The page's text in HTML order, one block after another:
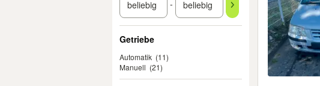
-
Getriebe
Automatik (11)
Manuell (21)